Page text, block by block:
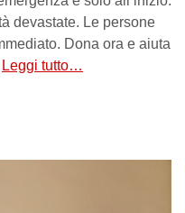
devastate. Le persone
Dona ora e aiuta
Leggi tutto…